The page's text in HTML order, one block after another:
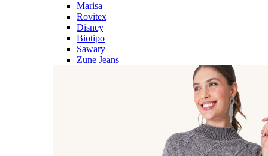
Marisa
Rovitex
Disney
Biotipo
Sawary
Zune Jeans